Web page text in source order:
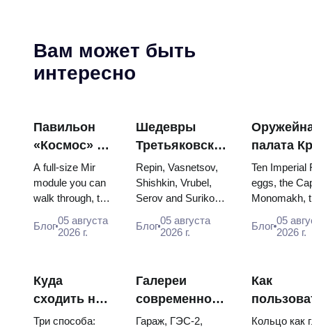
Вам может быть
интересно
Павильон
«Космос» на
ВДНХ:
внутри
самой
большой
космической
A full-size Mir
module you can
walk through, the
model, scorched
flight...
Блог05 августа
2026 г.
Шедевры
Третьяковской
галереи:
картины,
вокруг
которых стоит
строить свои
Repin, Vasnetsov,
Shishkin, Vrubel,
Serov and Surikov
stop people, where
Блог05 августа
2026 г.
палата
яйца
троны и
одеяния
Ten Imperial
eggs, the
Monomakh,
boy tsars
Блог 05
2026 г.
Куда
сходить на
искусство в
Три способа:
Галереи
современного
искусства в
Гараж, ГЭС-2,
Как
метро
Кольцо как